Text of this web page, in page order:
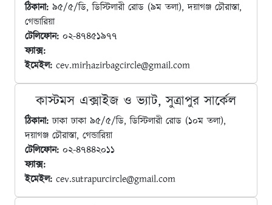
ঠিকানা: ৯৫/৫/ডি, ডিস্টিলারী রোড (৯ম তলা), দয়াগঞ্জ চৌরাস্তা,
গেন্ডারিয়া
টেলিফোন: ০২-৪৭৪৫১৯৭৭
ফ্যাক্স:
ইমেইল: cev.mirhazirbagcircle@gmail.com
কাস্টমস এক্সাইজ ও ভ্যাট, সুত্রাপুর সার্কেল
ঠিকানা: ঢাকা ঢাকা ৯৫/৫/ডি, ডিস্টিলারী রোড (১০ম তলা),
দয়াগঞ্জ চৌরাস্তা, গেন্ডারিয়া
টেলিফোন: ০২-৪৭৪৪২০১১
ফ্যাক্স:
ইমেইল: cev.sutrapurcircle@gmail.com